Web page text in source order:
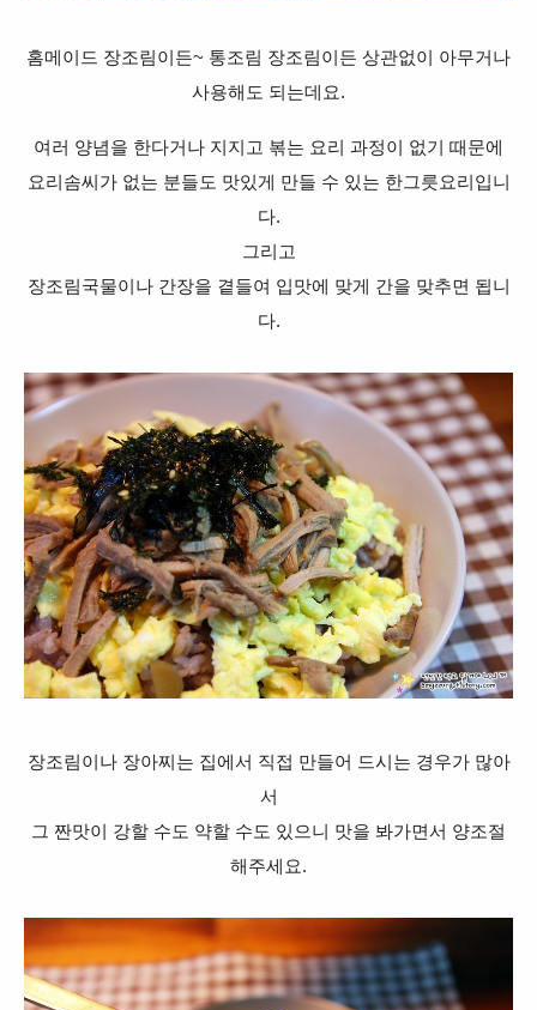
홈메이드 장조림이든~ 통조림 장조림이든 상관없이 아무거나
사용해도 되는데요.
여러 양념을 한다거나 지지고 볶는 요리 과정이 없기 때문에
요리솜씨가 없는 분들도 맛있게 만들 수 있는 한그릇요리입니
다.
그리고
장조림국물이나 간장을 곁들여 입맛에 맞게 간을 맞추면 됩니
다.
장조림이나 장아찌는 집에서 직접 만들어 드시는 경우가 많아
서
그 짠맛이 강할 수도 약할 수도 있으니 맛을 봐가면서 양조절
해주세요.